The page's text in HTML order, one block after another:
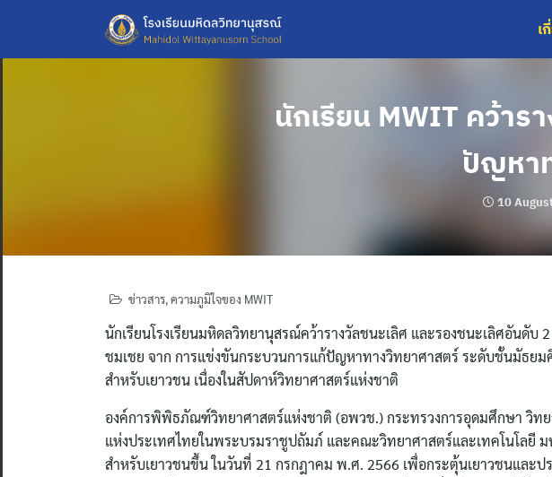
content
เ
นักเรียน MWIT คว้าร
ปัญหา
10
ข่าวสาร,ความภูมิใจของ MWIT
นักเรียนโรงเรียนมหิดลวิทยานุสรณ์คว้ารางวัลชนะเลิศ และรองชนะเลิศอันดั
ชมเชย จาก การแข่งขันกระบวนการแก้ปัญหาทางวิทยาศาสตร์ ระดับชั้นมัธย
สำหรับเยาวชน เนื่องในสัปดาห์วิทยาศาสตร์แห่งชาติ
องค์การพิพิธภัณฑ์วิทยาศาสตร์แห่งชาติ (อพวช.) กระทรวงการอุดมศึกษา วิท
แห่งประเทศไทยในพระบรมราชูปถัมภ์ และคณะวิทยาศาสตร์และเทคโนโลยี
สำหรับเยาวชนขึ้น ในวันที่ 21 กรกฎาคม พ.ศ. 2566 เพื่อกระตุ้นเยาวชนและ